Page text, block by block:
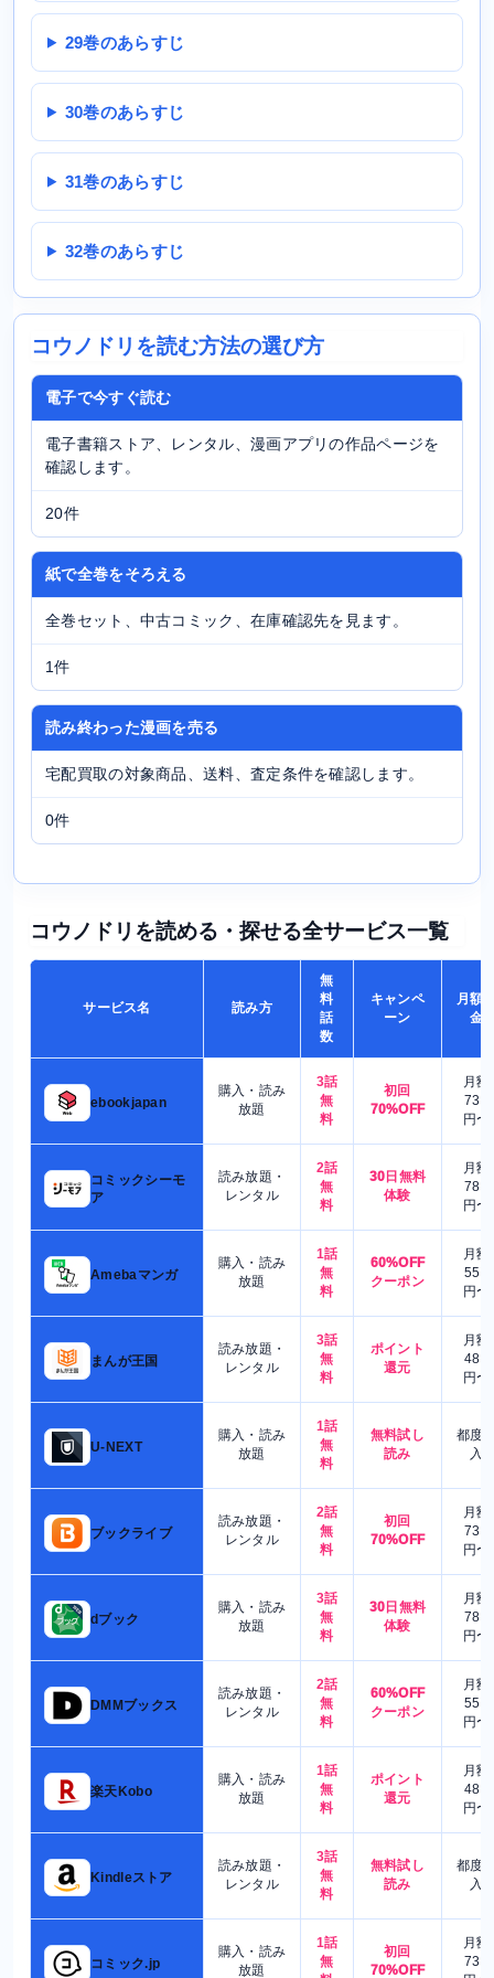
29巻のあらすじ
30巻のあらすじ
31巻のあらすじ
32巻のあらすじ
コウノドリを読む方法の選び方
電子で今すぐ読む
電子書籍ストア、レンタル、漫画アプリの作品ページを
確認します。
20件
紙で全巻をそろえる
全巻セット、中古コミック、在庫確認先を見ます。
1件
読み終わった漫画を売る
宅配買取の対象商品、送料、査定条件を確認します。
0件
コウノドリを読める・探せる全サービス一覧
サービス名 読み方
無
料
話
数
キャンペ
ーン
月額
金
ebookjapan
購入・読み
放題
3話
無
料
初回
70%OFF
月額
730
円〜
コミックシーモ
ア
読み放題・
レンタル
2話
無
料
30日無料
体験
月額
780
円〜
Amebaマンガ
購入・読み
放題
1話
無
料
60%OFF
クーポン
月額
550
円〜
まんが王国
読み放題・
レンタル
3話
無
料
ポイント
還元
月額
480
円〜
U-NEXT
購入・読み
放題
1話
無
料
無料試し
読み
都度
入
ブックライブ
読み放題・
レンタル
2話
無
料
初回
70%OFF
月額
730
円〜
dブック
購入・読み
放題
3話
無
料
30日無料
体験
月額
780
円〜
DMMブックス
読み放題・
レンタル
2話
無
料
60%OFF
クーポン
月額
550
円〜
楽天Kobo
購入・読み
放題
1話
無
料
ポイント
還元
月額
480
円〜
Kindleストア
読み放題・
レンタル
3話
無
料
無料試し
読み
都度
入
コミック.jp
購入・読み
放題
1話
無
初回
70%OFF
月額
730